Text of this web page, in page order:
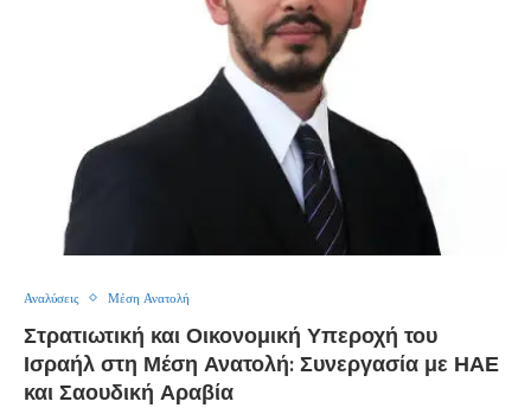
Αναλύσεις Μέση Ανατολή
Στρατιωτική και Οικονομική Υπεροχή του
Ισραήλ στη Μέση Ανατολή: Συνεργασία με ΗΑΕ
και Σαουδική Αραβία